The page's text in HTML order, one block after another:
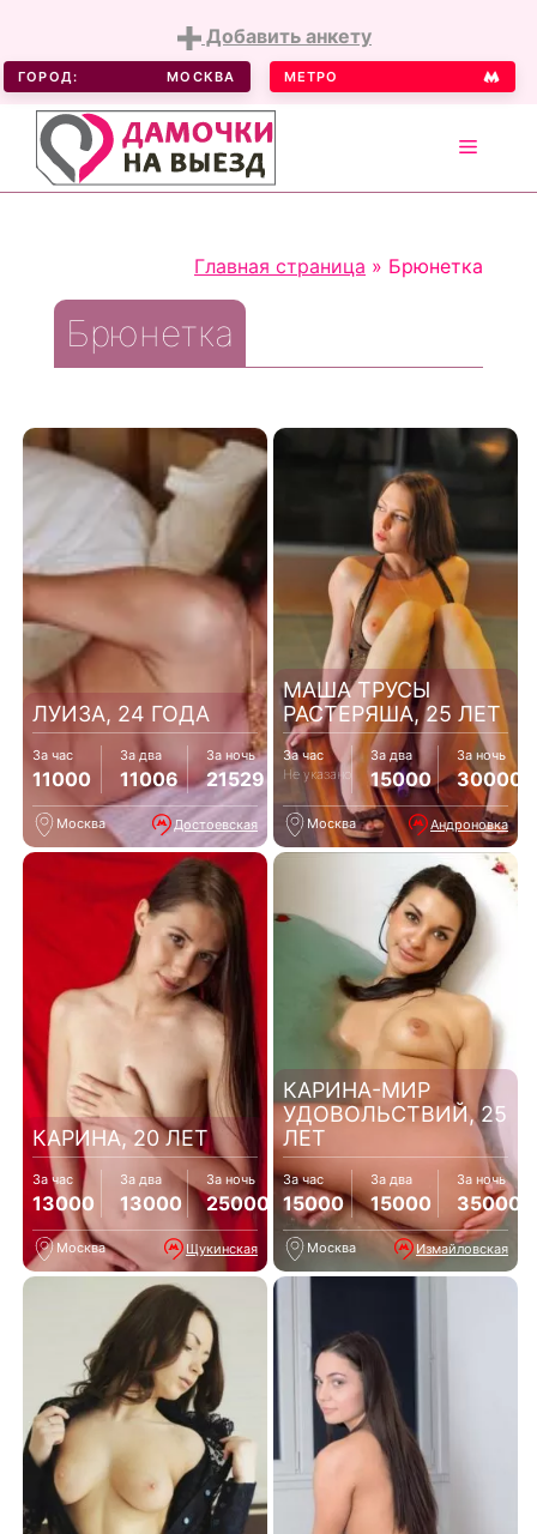
Добавить анкету
ГОРОД: МОСКВА МЕТРО
MENU
Главная страница » Брюнетка
Брюнетка
ЛУИЗА, 24 ГОДА
За час
11000
За два
11006
За ночь
21529
Москва Достоевская
МАША ТРУСЫ
РАСТЕРЯША, 25 ЛЕТ
За час
Не указано
За два
15000
За ночь
30000
Москва Андроновка
КАРИНА, 20 ЛЕТ
За час
13000
За два
13000
За ночь
25000
Москва Щукинская
КАРИНА-МИР
УДОВОЛЬСТВИЙ, 25
ЛЕТ
За час
15000
За два
15000
За ночь
35000
Москва Измайловская